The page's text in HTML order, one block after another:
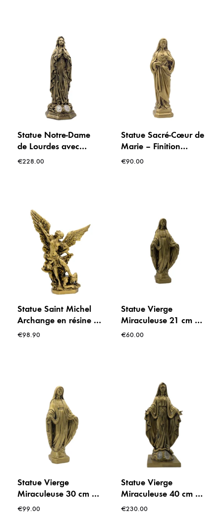
Statue Notre-Dame
de Lourdes avec
médaille – Finition
€228.00
Statue Sacré-Cœur de
Marie – Finition
bronze – 27 cm –
€90.00
Statue Saint Michel
Archange en résine –
Finition bronze – 25
€98.90
Statue Vierge
Miraculeuse 21 cm –
Finition bronze
€60.00
Statue Vierge
Miraculeuse 30 cm –
Finition bronze –
€99.00
Statue Vierge
Miraculeuse 40 cm –
finition bronze –
€230.00